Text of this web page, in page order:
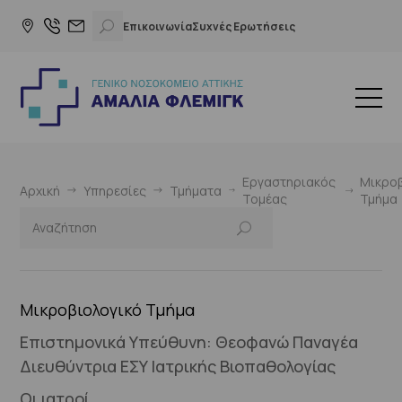
ΕπικοινωνίαΣυχνές Ερωτήσεις
Αρχική Υπηρεσίες Τμήματα
Εργαστηριακός
Τομέας
Τμήμα
Μικροβιολογικό Τμήμα
Επιστημονικά Υπεύθυνη: Θεοφανώ Παναγέα
Διευθύντρια ΕΣΥ Ιατρικής Βιοπαθολογίας